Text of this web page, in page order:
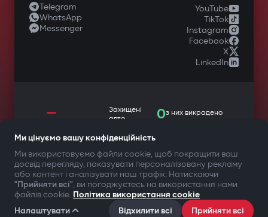
Telegram
WhatsApp
Messenger
YouTube
TikTok
Instagram
Facebook
X
LinkedIn
—
Захищені
авто
0з них викрадено
ТВОЯ БЕЗПЕКА ПЕРЕДУСІМ
©2009-2026Gazer Limited (UK) All rights reserved
Умови користуванняПолітика конфіденційності
Ми цінуємо вашу конфіденційність
Ми використовуємо файли cookie, щоб покращити ваш
досвід перегляду, показувати персоналізовану рекламу
або контент і аналізувати наш трафік. Натискаючи
"Прийняти всі", ви погоджуєтесь на використання нами
файлів cookie. Політика використання cookie
Налаштувати
Відхилити всі Прийняти всі